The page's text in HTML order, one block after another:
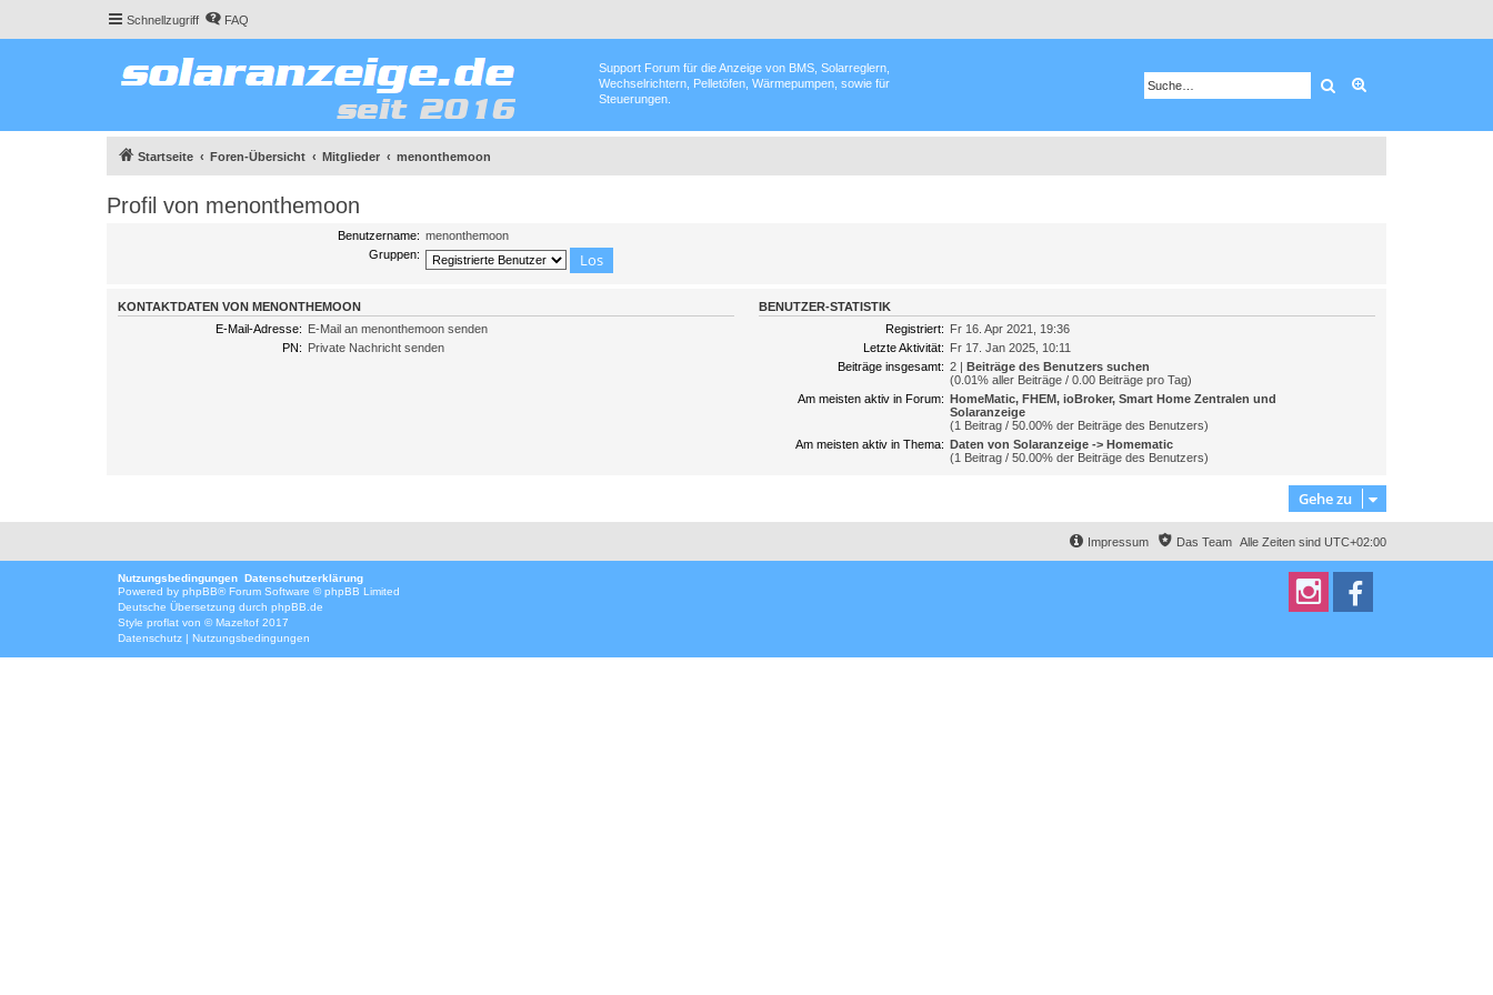
Schnellzugriff FAQ
Support Forum für die Anzeige von BMS, Solarreglern,
Wechselrichtern, Pelletöfen, Wärmepumpen, sowie für
Steuerungen.
Suche
Startseite Foren-Übersicht Mitglieder menonthemoon
Profil von menonthemoon
Benutzername: menonthemoon
Gruppen:
KONTAKTDATEN VON MENONTHEMOON
E-Mail-Adresse: E-Mail an menonthemoon senden
PN: Private Nachricht senden
BENUTZER-STATISTIK
Registriert: Fr 16. Apr 2021, 19:36
Letzte Aktivität: Fr 17. Jan 2025, 10:11
Beiträge insgesamt: 2 | Beiträge des Benutzers suchen
(0.01% aller Beiträge / 0.00 Beiträge pro Tag)
Am meisten aktiv in Forum: HomeMatic, FHEM, ioBroker, Smart Home Zentralen und
Solaranzeige
(1 Beitrag / 50.00% der Beiträge des Benutzers)
Am meisten aktiv in Thema: Daten von Solaranzeige -> Homematic
(1 Beitrag / 50.00% der Beiträge des Benutzers)
Gehe zu
Alle Zeiten sind UTC+02:00
Das Team
Impressum
Nutzungsbedingungen Datenschutzerklärung
Powered by phpBB® Forum Software © phpBB Limited
Deutsche Übersetzung durch phpBB.de
Style proflat von ©Mazeltof 2017
Datenschutz | Nutzungsbedingungen